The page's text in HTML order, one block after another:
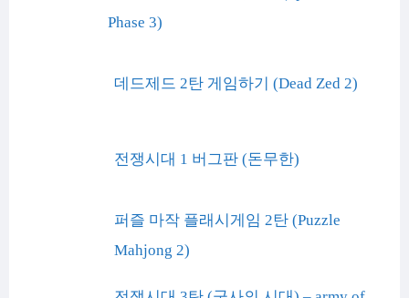
Phase 3)
데드제드 2탄 게임하기 (Dead Zed 2)
전쟁시대 1 버그판 (돈무한)
퍼즐 마작 플래시게임 2탄 (Puzzle
Mahjong 2)